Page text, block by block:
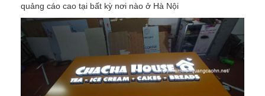
quảng cáo cao tại bất kỳ nơi nào ở Hà Nội